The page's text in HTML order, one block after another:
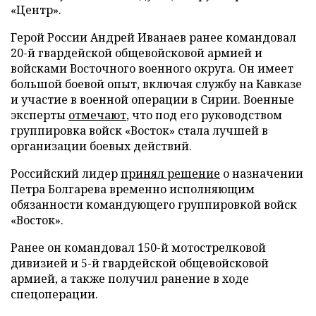
«Центр».
Герой России Андрей Иванаев ранее командовал
20-й гвардейской общевойсковой армией и
войсками Восточного военного округа. Он имеет
большой боевой опыт, включая службу на Кавказе
и участие в военной операции в Сирии. Военные
эксперты отмечают, что под его руководством
группировка войск «Восток» стала лучшей в
организации боевых действий.
Российский лидерпринял решение о назначении
Петра Болгарева временно исполняющим
обязанности командующего группировкой войск
«Восток».
Ранее он командовал 150-й мотострелковой
дивизией и 5-й гвардейской общевойсковой
армией, а также получил ранение в ходе
спецоперации.